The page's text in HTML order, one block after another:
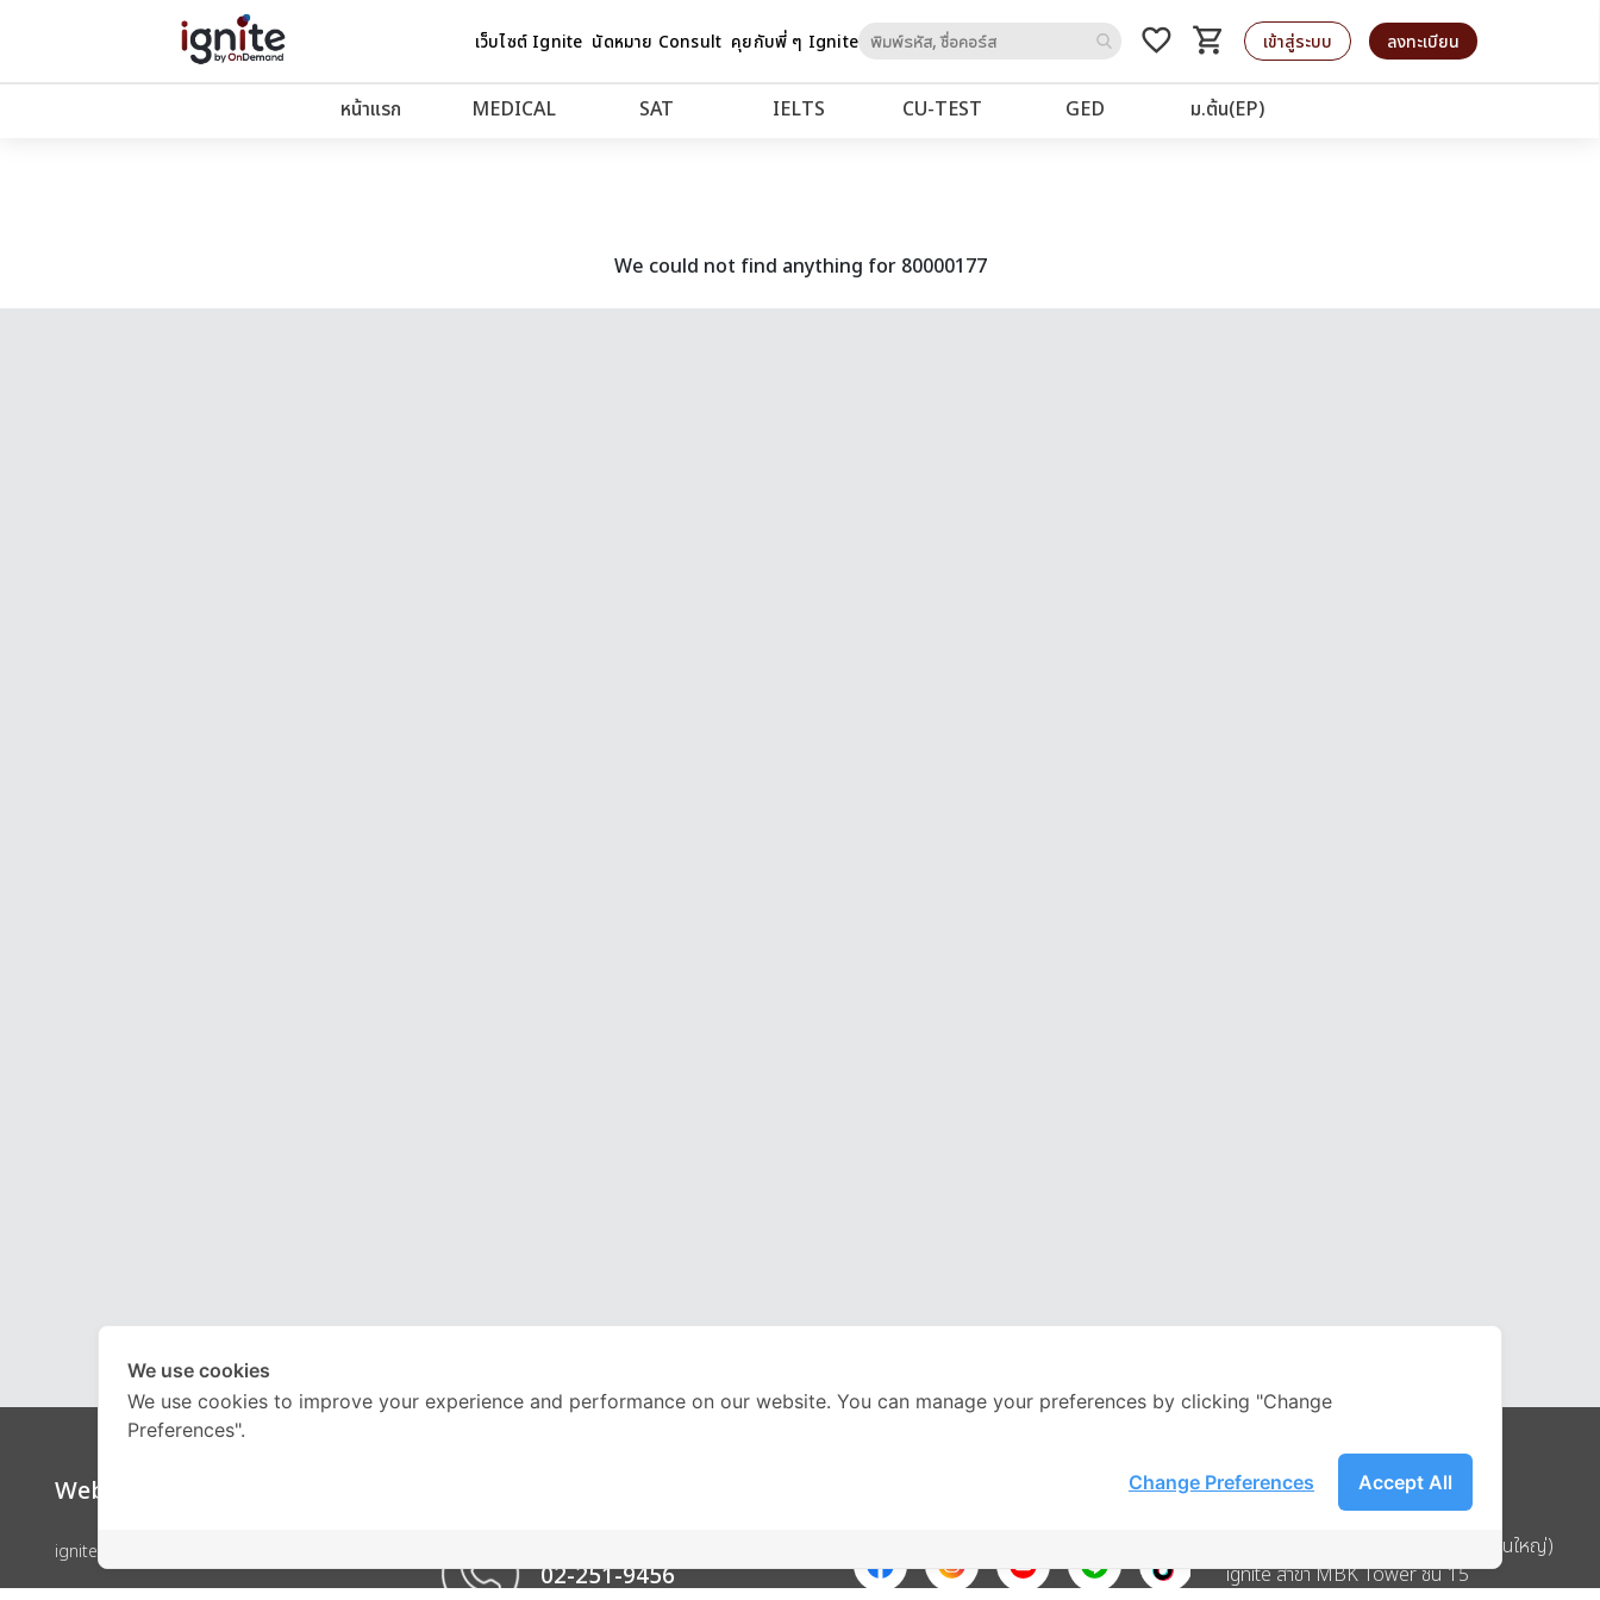
เว็บไซต์ Ignite นัดหมาย Consult คุยกับพี่ ๆ Igniteto
favorite_border shopping_cart
รถเข็น เข้าสู่ระบบ ลงทะเบียน
หน้าแรก MEDICAL SAT IELTS CU‑TEST GED ม.ต้น(EP)
We could not find anything for 80000177
Website
ignite by OnDemand
02-251-9456
Address
บริษัท อิกไนท์ เอ สตาร์ จำกัด (สำนักงานใหญ่)
ignite สาขา MBK Tower ชั้น 15
We use cookies
We use cookies to improve your experience and performance on our website. You can manage your preferences by clicking "Change
Preferences".
Accept All
Change Preferences